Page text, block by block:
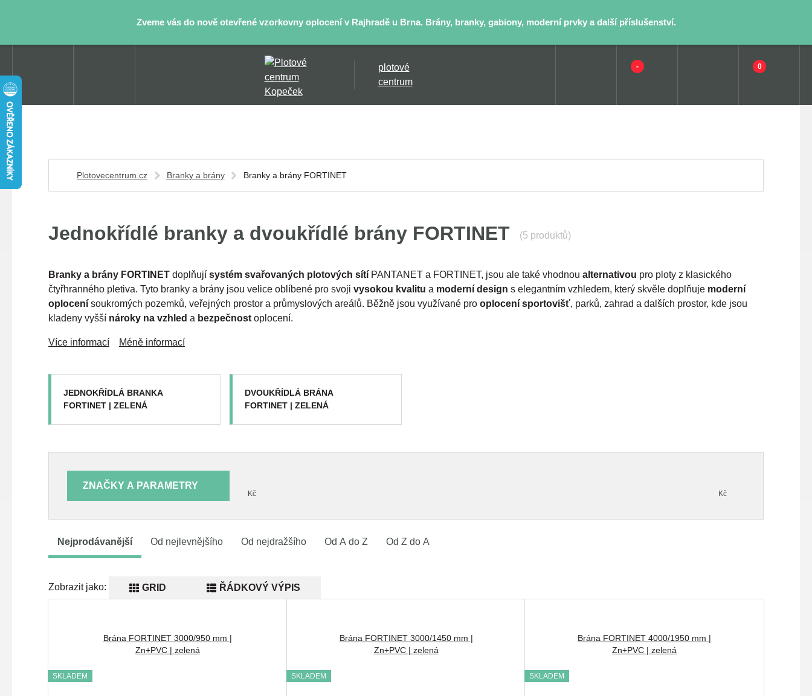
Zveme vás do nově otevřené vzorkovny oplocení v Rajhradě u Brna. Brány, branky, gabiony, moderní prvky a další příslušenství.
plotové
centrum
- 0
Plotovecentrum.cz Branky a brány Branky a brány FORTINET
Jednokřídlé branky a dvoukřídlé brány FORTINET (5 produktů)
Branky a brány FORTINET doplňují systém svařovaných plotových sítí PANTANET a FORTINET, jsou ale také vhodnou alternativou pro ploty z klasického
čtyřhranného pletiva. Tyto branky a brány jsou velice oblíbené pro svoji vysokou kvalitu a moderní design s elegantním vzhledem, který skvěle doplňuje moderní
oplocení soukromých pozemků, veřejných prostor a průmyslových areálů. Běžně jsou využívané pro oplocení sportovišť, parků, zahrad a dalších prostor, kde jsou
kladeny vyšší nároky na vzhled a bezpečnost oplocení.
Více informací Méně informací
JEDNOKŘÍDLÁ BRANKA
FORTINET | ZELENÁ
DVOUKŘÍDLÁ BRÁNA
FORTINET | ZELENÁ
ZNAČKY A PARAMETRY
Kč Kč
Nejprodávanější Od nejlevnějšího Od nejdražšího Od A do Z Od Z do A
Zobrazit jako: GRID ŘÁDKOVÝ VÝPIS
Brána FORTINET 3000/950 mm |
Zn+PVC | zelená
SKLADEM
Brána FORTINET 3000/1450 mm |
Zn+PVC | zelená
SKLADEM
Brána FORTINET 4000/1950 mm |
Zn+PVC | zelená
SKLADEM